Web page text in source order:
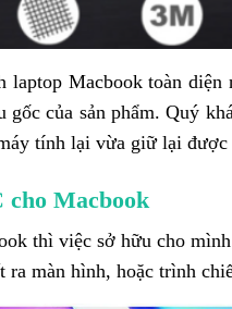
laptop Macbook toàn diện
của sản phẩm. Quý
tính lại vừa giữ lại được
cho Macbook
thì việc sở hữu cho
ra màn hình, hoặc trình